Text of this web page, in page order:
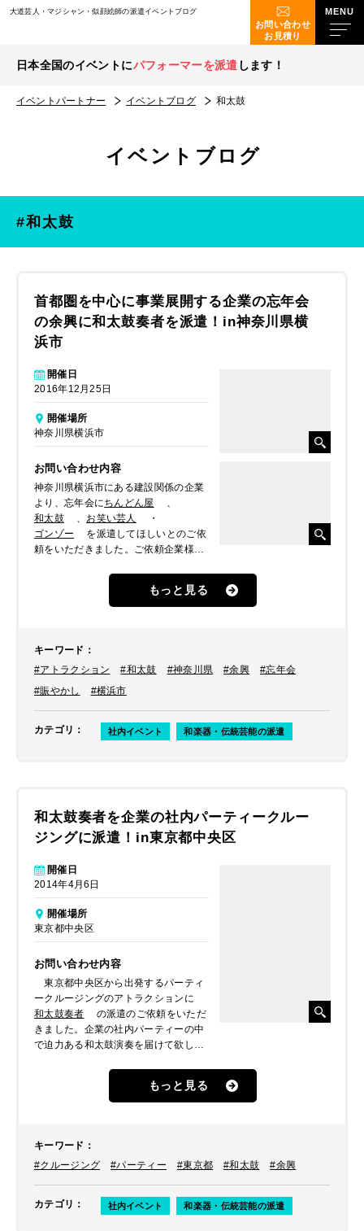
大道芸人・マジシャン・似顔絵師の派遣イベントブログ
お問い合わせ
お見積り
日本全国のイベントにパフォーマーを派遣 します！
イベントパートナー イベントブログ 和太鼓
イベントブログ
#和太鼓
首都圏を中心に事業展開する企業の忘年会
の余興に和太鼓奏者を派遣！in神奈川県横
浜市
開催日
2016年12月25日
開催場所
神奈川県横浜市
お問い合わせ内容
神奈川県横浜市にある建設関係の企業
より、忘年会にちんどん屋
、
和太鼓
、 お笑い芸人
・
ゴンゾー
を派遣してほしいとのご依
頼をいただきました。ご依頼企業様の
てほしいとのことでした。ここでは、
和太鼓のパフォーマンスの様子をレポ
もっと見る
キーワード ：
#アトラクション
#和太鼓 #神奈川県 #余興
#忘年会
#賑やかし
#横浜市
カテゴリ ： 社内イベント 和楽器・伝統芸能の派遣
和太鼓奏者を企業の社内パーティークルー
ジングに派遣！in東京都中央区
開催日
2014年4月6日
開催場所
東京都中央区
お問い合わせ内容
東京都中央区から出発するパーティ
ークルージングのアトラクションに
和太鼓奏者
の派遣のご依頼をいただ
きました。企業の社内パーティーの中
で迫力ある和太鼓演奏を届けて欲しい
もっと見る
キーワード ：
#クルージング
#パーティー #東京都 #和太鼓 #余興
カテゴリ ： 社内イベント 和楽器・伝統芸能の派遣